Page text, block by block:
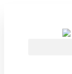
(tous nos